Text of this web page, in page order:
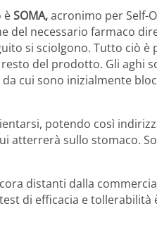
èSOMA,acronimo per Self-
del necessario farmaco
si sciolgono. Tutto ciò è
del prodotto. Gli aghi
cui sono inizialmente
potendo così
atterrerà sullo stomaco.
distanti dalla
di efficacia e tollerabilità